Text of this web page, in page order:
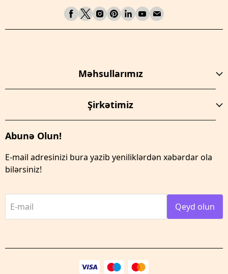
Məhsullarımız
Şirkətimiz
Abunə Olun!
E-mail adresinizi bura yazib yeniliklərdən xəbərdar ola
bilərsiniz!
E-mail Qeyd olun